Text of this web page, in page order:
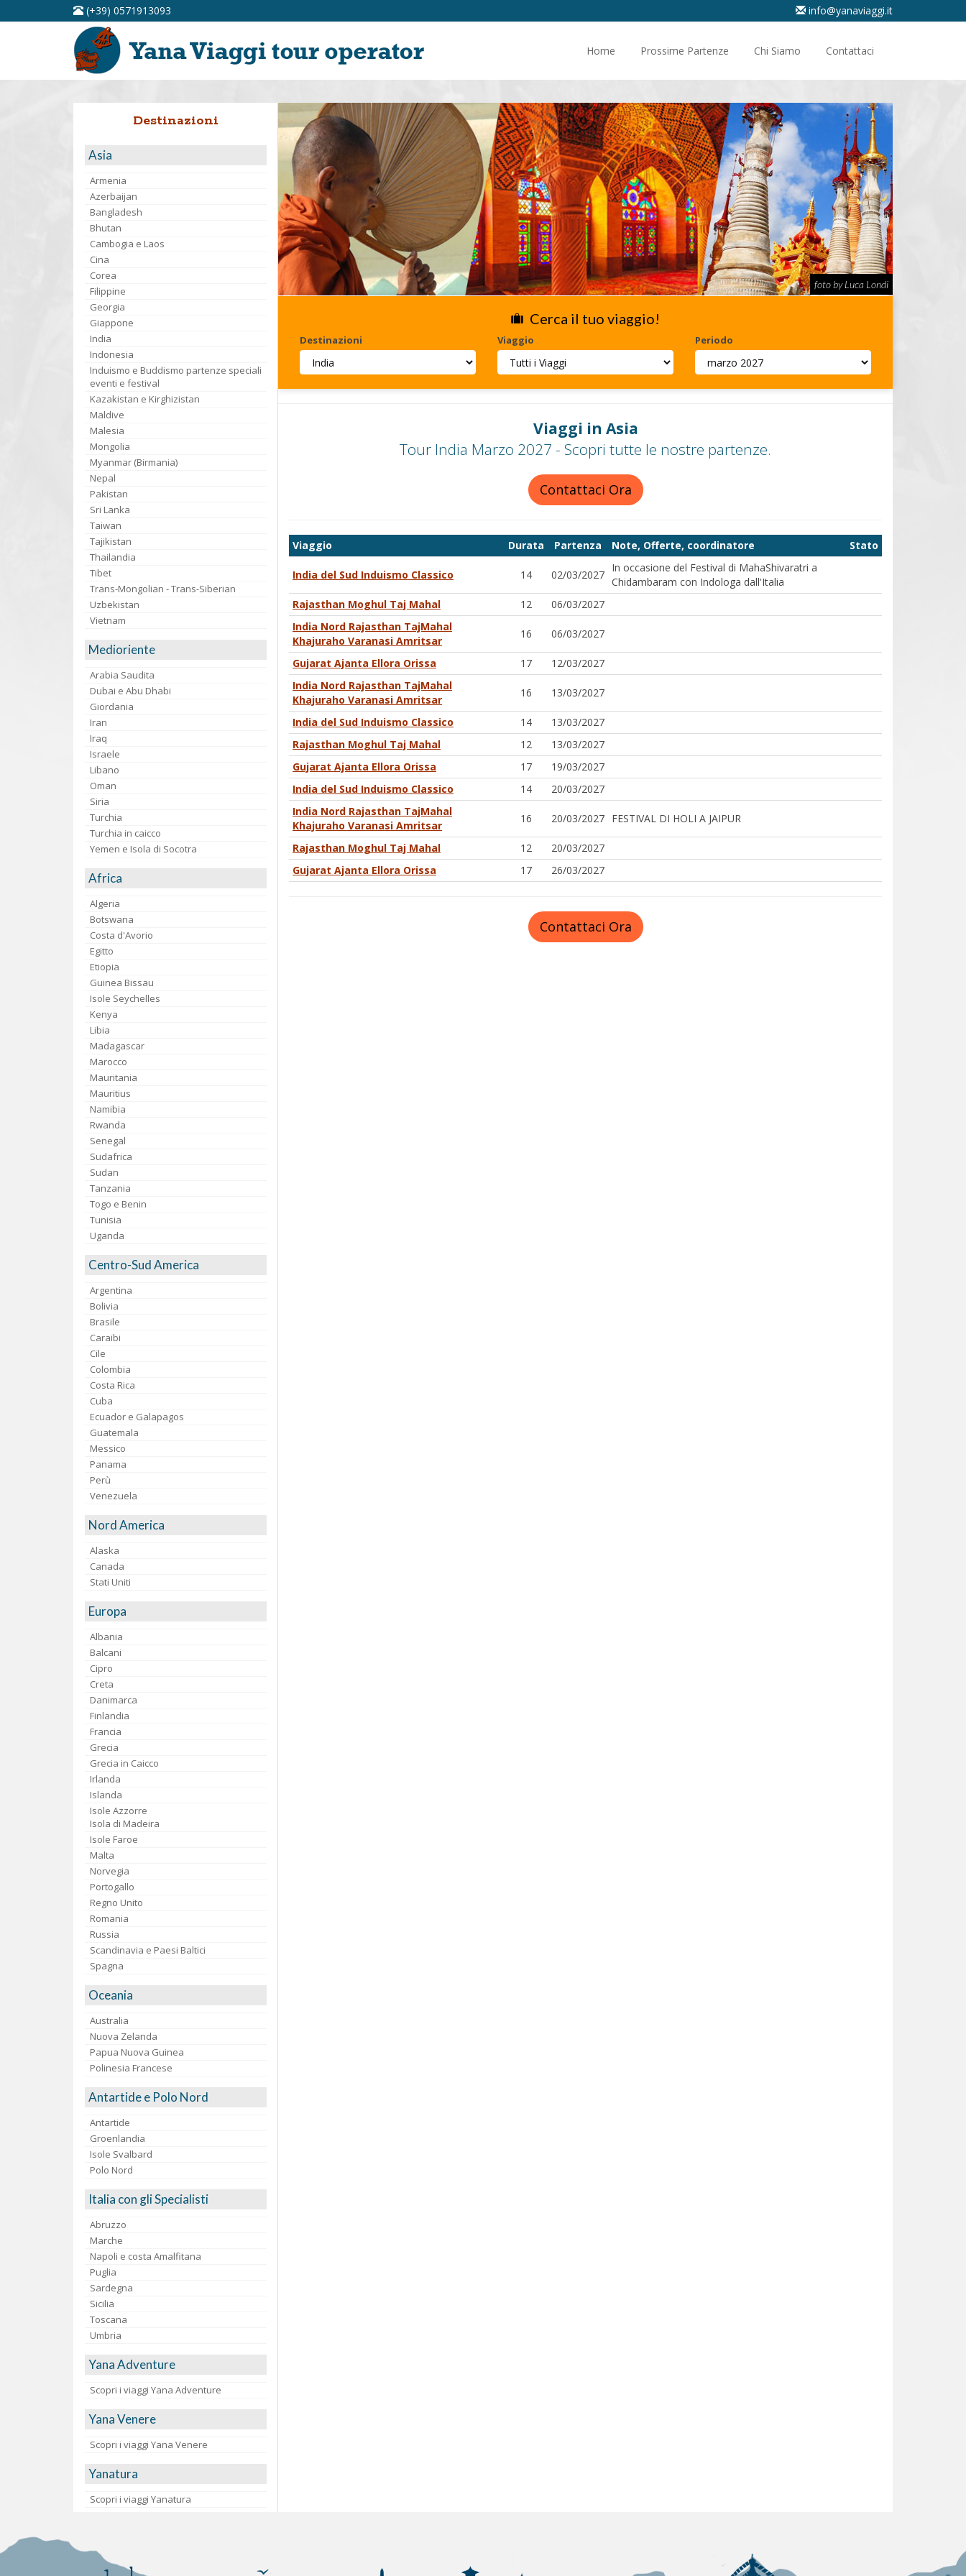
(+39) 0571913093 info@yanaviaggi.it
Home Prossime Partenze Chi Siamo Contattaci
Destinazioni
Asia
Armenia
Azerbaijan
Bangladesh
Bhutan
Cambogia e Laos
Cina
Corea
Filippine
Georgia
Giappone
India
Indonesia
Induismo e Buddismo partenze speciali
eventi e festival
Kazakistan e Kirghizistan
Maldive
Malesia
Mongolia
Myanmar (Birmania)
Nepal
Pakistan
Sri Lanka
Taiwan
Tajikistan
Thailandia
Tibet
Trans-Mongolian - Trans-Siberian
Uzbekistan
Vietnam
Medioriente
Arabia Saudita
Dubai e Abu Dhabi
Giordania
Iran
Iraq
Israele
Libano
Oman
Siria
Turchia
Turchia in caicco
Yemen e Isola di Socotra
Africa
Algeria
Botswana
Costa d'Avorio
Egitto
Etiopia
Guinea Bissau
Isole Seychelles
Kenya
Libia
Madagascar
Marocco
Mauritania
Mauritius
Namibia
Rwanda
Senegal
Sudafrica
Sudan
Tanzania
Togo e Benin
Tunisia
Uganda
Centro-Sud America
Argentina
Bolivia
Brasile
Caraibi
Cile
Colombia
Costa Rica
Cuba
Ecuador e Galapagos
Guatemala
Messico
Panama
Perù
Venezuela
Nord America
Alaska
Canada
Stati Uniti
Europa
Albania
Balcani
Cipro
Creta
Danimarca
Finlandia
Francia
Grecia
Grecia in Caicco
Irlanda
Islanda
Isole Azzorre
Isola di Madeira
Isole Faroe
Malta
Norvegia
Portogallo
Regno Unito
Romania
Russia
Scandinavia e Paesi Baltici
Spagna
Oceania
Australia
Nuova Zelanda
Papua Nuova Guinea
Polinesia Francese
Antartide e Polo Nord
Antartide
Groenlandia
Isole Svalbard
Polo Nord
Italia con gli Specialisti
Abruzzo
Marche
Napoli e costa Amalfitana
Puglia
Sardegna
Sicilia
Toscana
Umbria
Yana Adventure
Scopri i viaggi Yana Adventure
Yana Venere
Scopri i viaggi Yana Venere
Yanatura
Scopri i viaggi Yanatura
foto by Luca Londi
Cerca il tuo viaggio!
Destinazioni Viaggio Periodo
Viaggi in Asia
Tour India Marzo 2027 - Scopri tutte le nostre partenze.
Contattaci Ora
Viaggio Durata Partenza Note, Offerte, coordinatore Stato
India del Sud Induismo Classico 14 02/03/2027
In occasione del Festival di MahaShivaratri a
Chidambaram con Indologa dall'Italia
Rajasthan Moghul Taj Mahal
12
06/03/2027
India Nord Rajasthan TajMahal
Khajuraho Varanasi Amritsar
16 06/03/2027
Gujarat Ajanta Ellora Orissa 17
12/03/2027
India Nord Rajasthan TajMahal
Khajuraho Varanasi Amritsar
16 13/03/2027
India del Sud Induismo Classico 14
13/03/2027
Rajasthan Moghul Taj Mahal
12
13/03/2027
Gujarat Ajanta Ellora Orissa
17
19/03/2027
India del Sud Induismo Classico
14
20/03/2027
India Nord Rajasthan TajMahal
Khajuraho Varanasi Amritsar
16 20/03/2027 FESTIVAL DI HOLI A JAIPUR
Rajasthan Moghul Taj Mahal 12
20/03/2027
Gujarat Ajanta Ellora Orissa
17 26/03/2027
Contattaci Ora